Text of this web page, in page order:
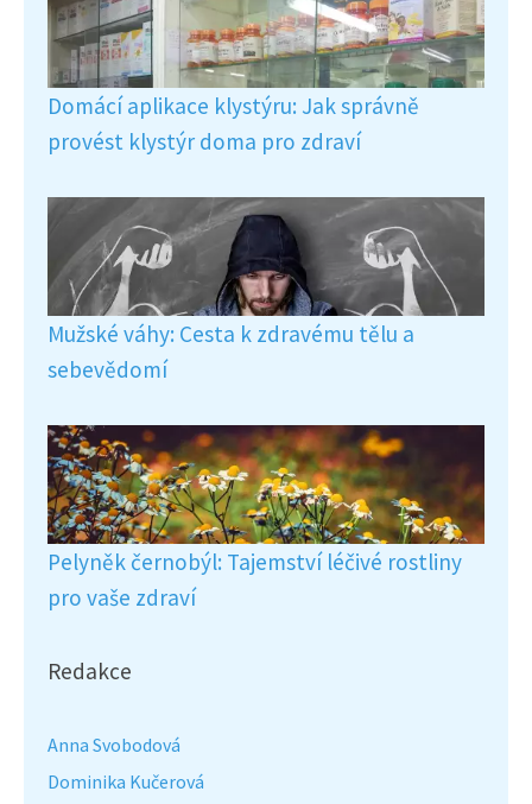
Domácí aplikace klystýru: Jak správně
provést klystýr doma pro zdraví
Mužské váhy: Cesta k zdravému tělu a
sebevědomí
Pelyněk černobýl: Tajemství léčivé rostliny
pro vaše zdraví
Redakce
Anna Svobodová
Dominika Kučerová